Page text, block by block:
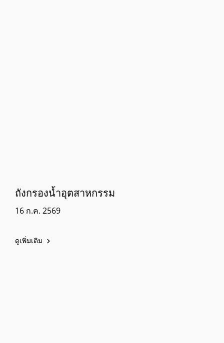
ถังกรองน้ำอุตสาหกรรม
16 ก.ค. 2569
ดูเพิ่มเติม